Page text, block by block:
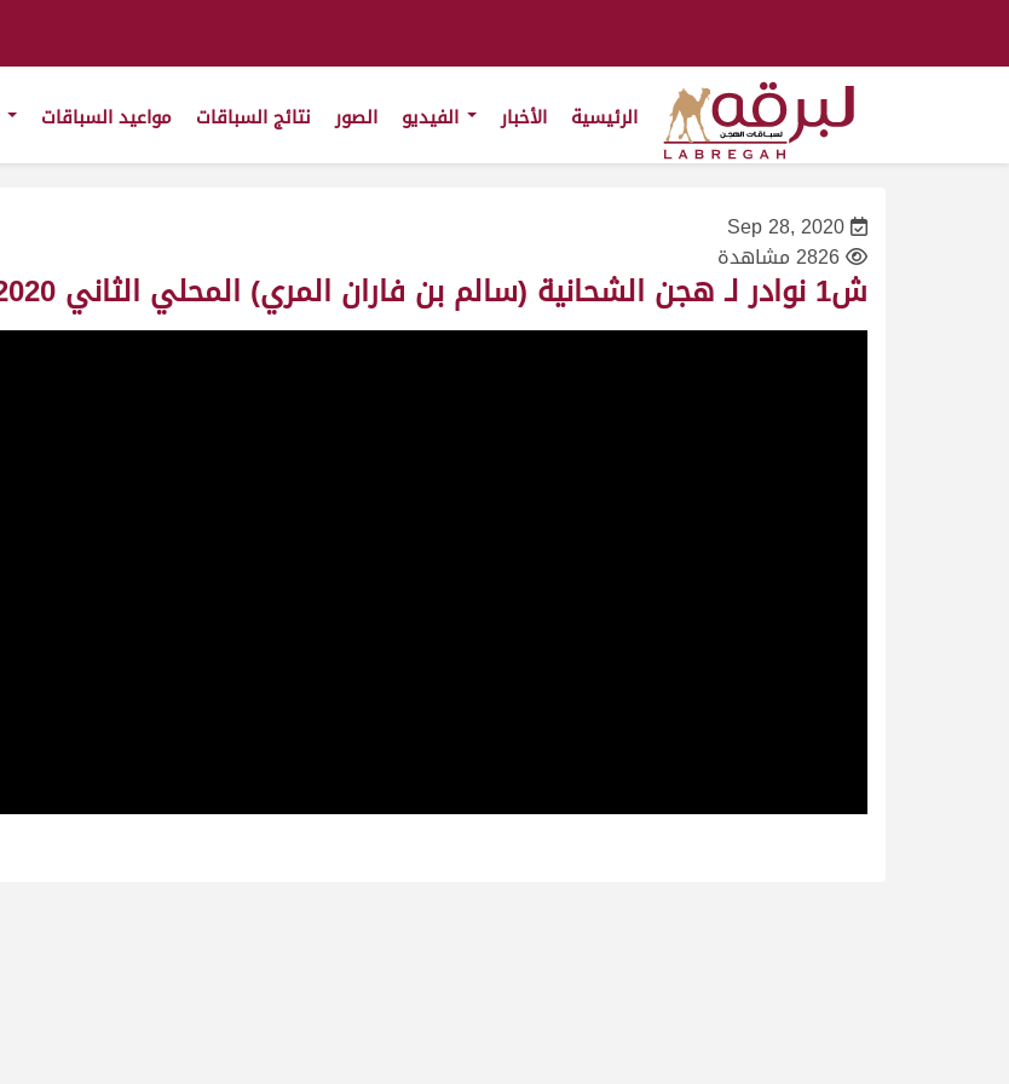
الرئيسية الأخبار الصور نتائج السباقات مواعيد السباقات
Sep 28, 2020
2826 مشاهدة
ش1 نوادر لـ هجن الشحانية (سالم بن فاران المري) المحلي الثاني 28/9/2020 – رئيسي الحيل 7:52:21